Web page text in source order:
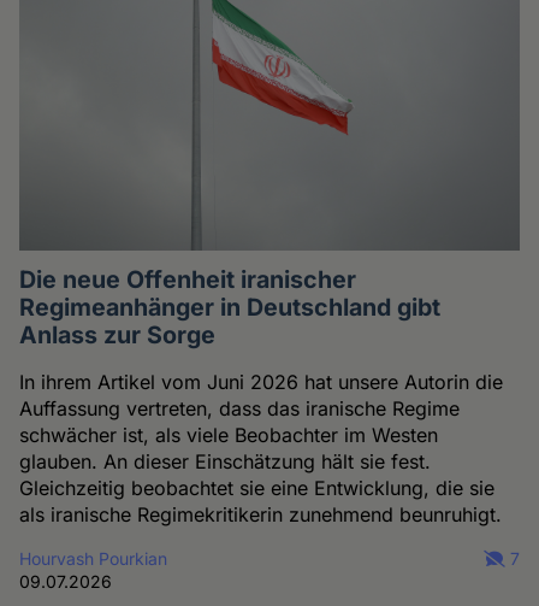
Die neue Offenheit iranischer
Regimeanhänger in Deutschland gibt
Anlass zur Sorge
In ihrem Artikel vom Juni 2026 hat unsere Autorin die
Auffassung vertreten, dass das iranische Regime
schwächer ist, als viele Beobachter im Westen
glauben. An dieser Einschätzung hält sie fest.
Gleichzeitig beobachtet sie eine Entwicklung, die sie
als iranische Regimekritikerin zunehmend beunruhigt.
Hourvash Pourkian
09.07.2026
7